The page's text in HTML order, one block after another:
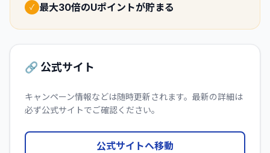
✓ 最大30倍のUポイントが貯まる
🔗 公式サイト
キャンペーン情報などは随時更新されます。最新の詳細は
必ず公式サイトでご確認ください。
公式サイトへ移動